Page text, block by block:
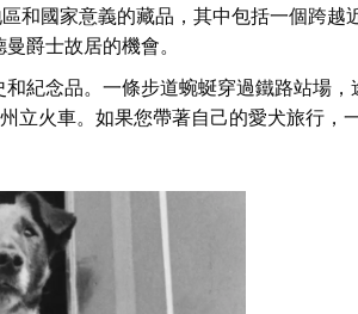
和國家意義的藏品，其中包括一個跨越
爵士故居的機會。
紀念品。一條步道蜿蜒穿過鐵路站場
火車。如果您帶著自己的愛犬旅行，